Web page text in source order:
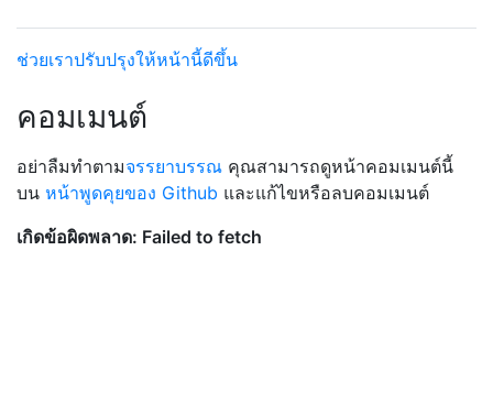
ช่วยเราปรับปรุงให้หน้านี้ดีขึ้น
คอมเมนต์
อย่าลืมทำตามจรรยาบรรณ คุณสามารถดูหน้าคอมเมนต์นี้
บน หน้าพูดคุยของ Github และแก้ไขหรือลบคอมเมนต์